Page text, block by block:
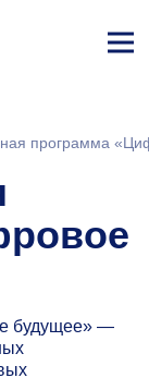
ине
программа
будущее» —